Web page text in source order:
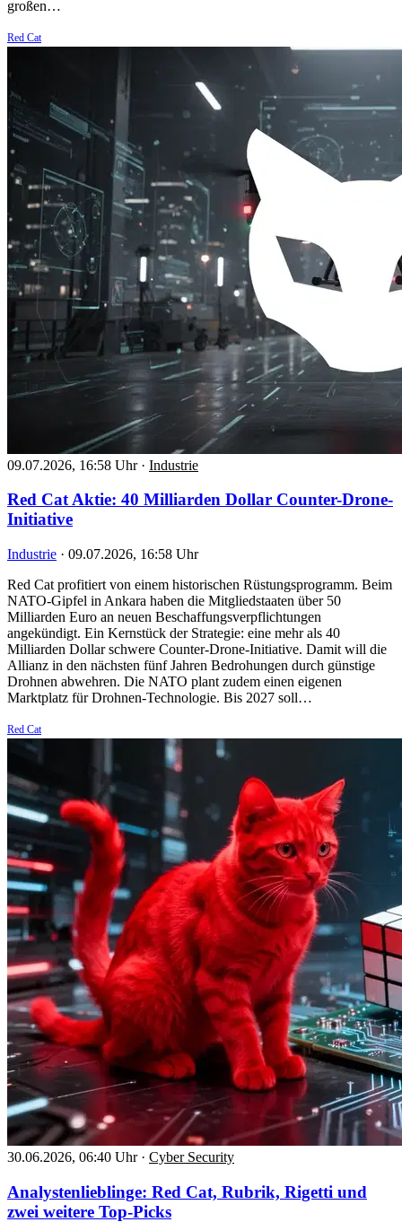
großen…
Red Cat
09.07.2026, 16:58 Uhr · Industrie
Red Cat Aktie: 40 Milliarden Dollar Counter-Drone-
Initiative
Industrie · 09.07.2026, 16:58 Uhr
Red Cat profitiert von einem historischen Rüstungsprogramm. Beim
NATO-Gipfel in Ankara haben die Mitgliedstaaten über 50
Milliarden Euro an neuen Beschaffungsverpflichtungen
angekündigt. Ein Kernstück der Strategie: eine mehr als 40
Milliarden Dollar schwere Counter-Drone-Initiative. Damit will die
Allianz in den nächsten fünf Jahren Bedrohungen durch günstige
Drohnen abwehren. Die NATO plant zudem einen eigenen
Marktplatz für Drohnen-Technologie. Bis 2027 soll…
Red Cat
30.06.2026, 06:40 Uhr · Cyber Security
Analystenlieblinge: Red Cat, Rubrik, Rigetti und
zwei weitere Top-Picks